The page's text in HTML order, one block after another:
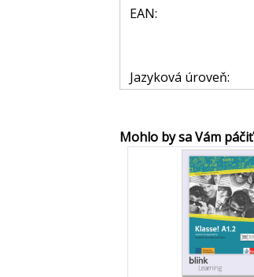
EAN:
Jazyková úroveň:
Mohlo by sa Vám páčiť